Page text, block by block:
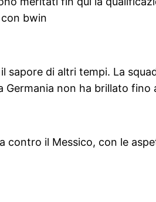
bwin
sapore di altri tempi. La
non ha brillato
contro il Messico, con le